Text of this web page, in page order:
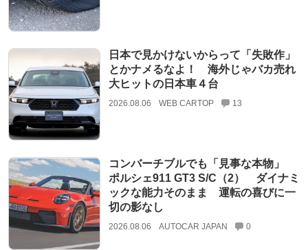
日本で見かけないからって「失敗作」
とかナメるなよ！ 海外じゃバカ売れ
大ヒットの日本車４台
2026.08.06 WEB CARTOP 13
コンバーチブルでも「見事な本物」
ポルシェ911 GT3 S/C（2） ダイナミ
ックな能力そのまま 運転の喜びに一
切の影なし
2026.08.06 AUTOCAR JAPAN 0